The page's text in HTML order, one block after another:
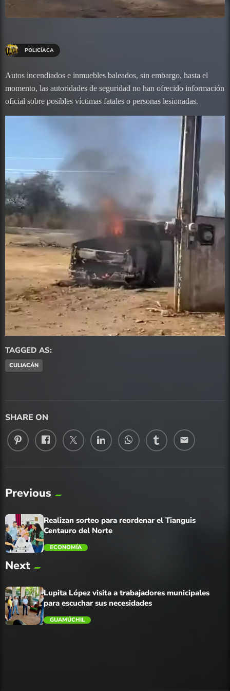
POLICÍACA
Autos incendiados e inmuebles baleados, sin embargo, hasta el
momento, las autoridades de seguridad no han ofrecido información
oficial sobre posibles víctimas fatales o personas lesionadas.
TAGGED AS:
CULIACÁN
SHARE ON
email
Previous
Realizan sorteo para reordenar el Tianguis
Centauro del Norte
ECONOMÍA
Next
Lupita López visita a trabajadores municipales
para escuchar sus necesidades
GUAMÚCHIL